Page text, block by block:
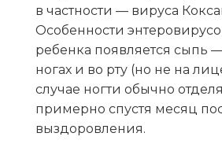
в частности — вируса
Особенности
ребенка появляется сыпь
ногах и во рту (но не на
случае ногти обычно
примерно спустя месяц
выздоровления.